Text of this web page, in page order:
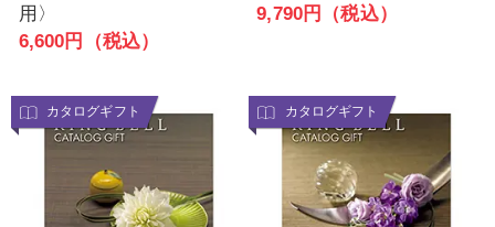
用〉
6,600円（税込）
9,790円（税込）
カタログギフト カタログギフト